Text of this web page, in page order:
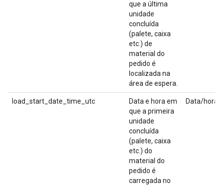
que a última
unidade
concluída
(palete, caixa
etc.) de
material do
pedido é
localizada na
área de espera.
load_start_date_time_utc
Data e hora em
que a primeira
unidade
concluída
(palete, caixa
etc.) do
material do
pedido é
carregada no
Data/hora